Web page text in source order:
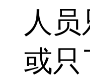
人
或只